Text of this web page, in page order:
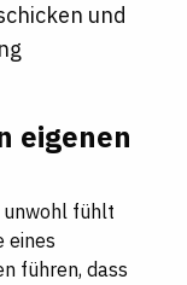
und
eigenen
unwohl fühlt
eines
führen, dass